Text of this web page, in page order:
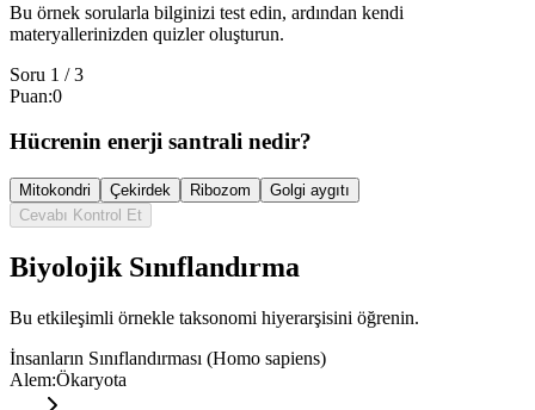
Bu örnek sorularla bilginizi test edin, ardından kendi
materyallerinizden quizler oluşturun.
Soru 1 /3
Puan:0
Hücrenin enerji santrali nedir?
Mitokondri Çekirdek Ribozom
Golgi aygıtı
Cevabı Kontrol Et
Biyolojik Sınıflandırma
Bu etkileşimli örnekle taksonomi hiyerarşisini öğrenin.
İnsanların Sınıflandırması (Homo sapiens)
Alem:Ökaryota